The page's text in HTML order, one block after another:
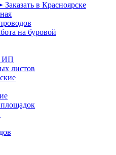
в Красноярске
на буровой
ИП
листов